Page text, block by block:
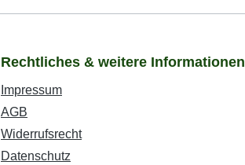
Rechtliches & weitere Informationen
Impressum
AGB
Widerrufsrecht
Datenschutz